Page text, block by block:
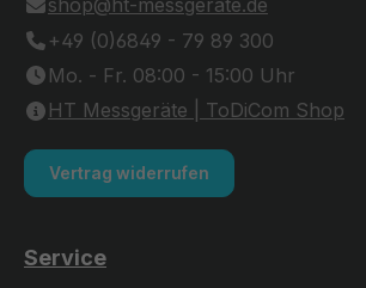
shop@ht-messgeräte.de
+49 (0)6849 - 79 89 300
Mo. - Fr. 08:00 - 15:00 Uhr
HT Messgeräte | ToDiCom Shop
Vertrag widerrufen
Service